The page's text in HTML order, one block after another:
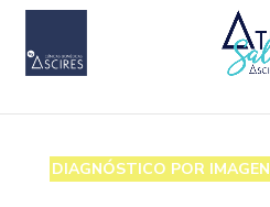
DIAGNÓSTICO POR IMAGEN